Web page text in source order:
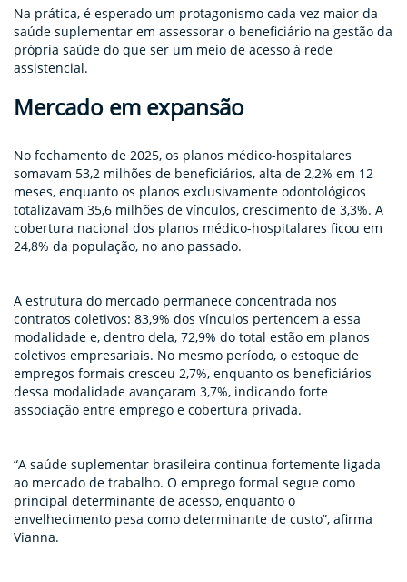
Na prática, é esperado um protagonismo cada vez maior da
saúde suplementar em assessorar o beneficiário na gestão da
própria saúde do que ser um meio de acesso à rede
assistencial.
Mercado em expansão
No fechamento de 2025, os planos médico-hospitalares
somavam 53,2 milhões de beneficiários, alta de 2,2% em 12
meses, enquanto os planos exclusivamente odontológicos
totalizavam 35,6 milhões de vínculos, crescimento de 3,3%. A
cobertura nacional dos planos médico-hospitalares ficou em
24,8% da população, no ano passado.
A estrutura do mercado permanece concentrada nos
contratos coletivos: 83,9% dos vínculos pertencem a essa
modalidade e, dentro dela, 72,9% do total estão em planos
coletivos empresariais. No mesmo período, o estoque de
empregos formais cresceu 2,7%, enquanto os beneficiários
dessa modalidade avançaram 3,7%, indicando forte
associação entre emprego e cobertura privada.
“A saúde suplementar brasileira continua fortemente ligada
ao mercado de trabalho. O emprego formal segue como
principal determinante de acesso, enquanto o
envelhecimento pesa como determinante de custo”, afirma
Vianna.